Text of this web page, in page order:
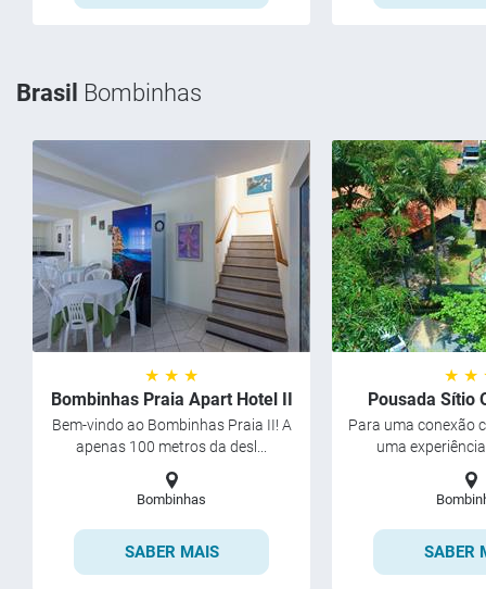
Brasil Bombinhas
★ ★ ★
Bombinhas Praia Apart Hotel II
Bem-vindo ao Bombinhas Praia II! A
apenas 100 metros da desl...
Bombinhas
SABER MAIS
★ ★
Pousada Sítio
Para uma conexão
uma
SABER